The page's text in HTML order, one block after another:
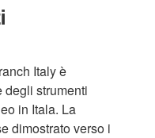
Italy è
degli strumenti
in Itala. La
dimostrato verso i